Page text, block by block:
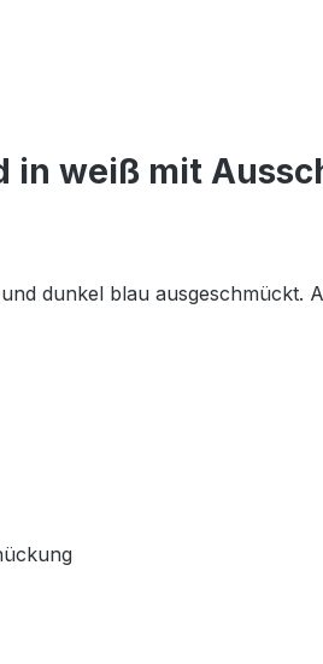
in weiß mit
dunkel blau ausgeschmückt.